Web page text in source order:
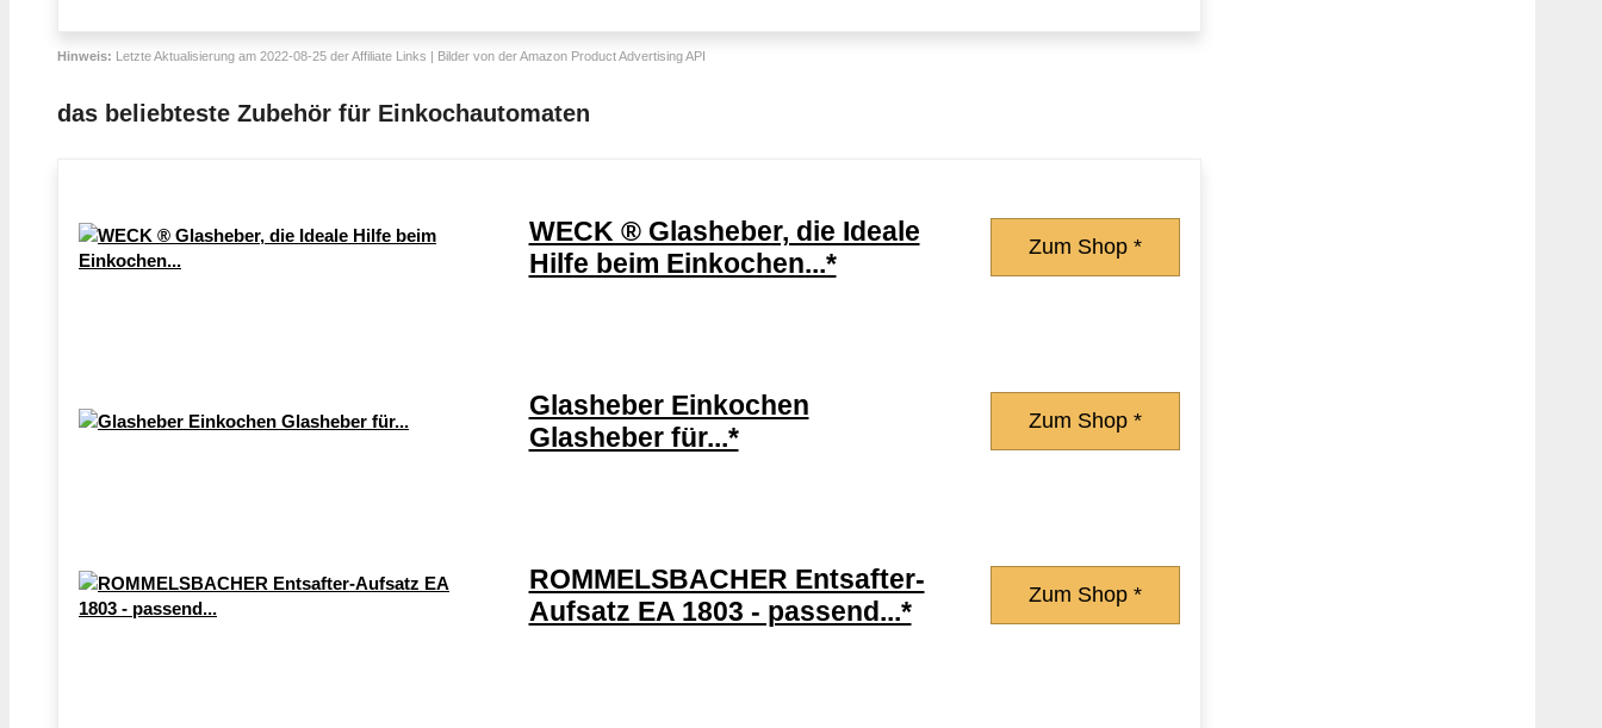
Hinweis: Letzte Aktualisierung am 2022-08-25 der Affiliate Links | Bilder von der Amazon Product Advertising API
das beliebteste Zubehör für Einkochautomaten
WECK ® Glasheber, die Ideale
Hilfe beim Einkochen...*
Zum Shop *
Glasheber Einkochen
Glasheber für...*
Zum Shop *
ROMMELSBACHER Entsafter-
Aufsatz EA 1803 - passend...*
Zum Shop *